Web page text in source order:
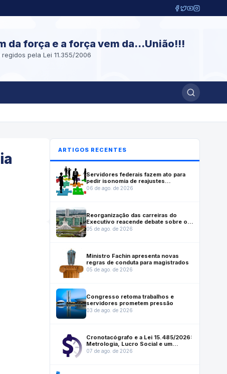
da força e a força vem da...União!!!
pela Lei 11.355/2006
ARTIGOS RECENTES
Servidores federais fazem ato para
pedir isonomia de reajustes
previstos em lei que reestruturou
06 de ago. de 2026
Reorganização das carreiras do
Executivo reacende debate sobre o
futuro institucional do Inmetro
05 de ago. de 2026
Ministro Fachin apresenta novas
regras de conduta para magistrados
05 de ago. de 2026
Congresso retoma trabalhos e
servidores prometem pressão
03 de ago. de 2026
Cronotacógrafo e a Lei 15.485/2026:
Metrologia, Lucro Social e um
instrumento que ajuda a salvar vidas
07 de ago. de 2026